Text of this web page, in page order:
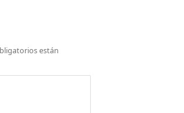
están